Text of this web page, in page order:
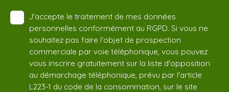
J'accepte le traitement de mes données
personnelles conformément au RGPD. Si vous ne
souhaitez pas faire l'objet de prospection
commerciale par voie téléphonique, vous pouvez
vous inscrire gratuitement sur la liste d'opposition
au démarchage téléphonique, prévu par l'article
L223-1 du code de la consommation, sur le site